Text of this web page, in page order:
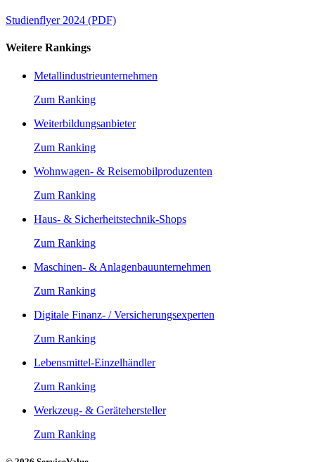
Studienflyer 2024 (PDF)
Weitere Rankings
Metallindustrieunternehmen
Zum Ranking
Weiterbildungsanbieter
Zum Ranking
Wohnwagen- & Reisemobilproduzenten
Zum Ranking
Haus- & Sicherheitstechnik-Shops
Zum Ranking
Maschinen- & Anlagenbauunternehmen
Zum Ranking
Digitale Finanz- / Versicherungsexperten
Zum Ranking
Lebensmittel-Einzelhändler
Zum Ranking
Werkzeug- & Gerätehersteller
Zum Ranking